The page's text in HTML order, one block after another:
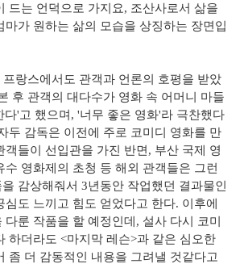
드는 언덕으로 가지요, 조산사로서 삶을
마가 원하는 삶의 모습을 상징하는 장면입
랑스에서도 관객과 언론의 호평을 받았
후 관객의 대다수가 영화 속 어머니 마들
다'고 했으며, '너무 좋은 영화'라 극찬했다
두 감독은 이전에 주로 코미디 영화를 만
객들이 선입관을 가진 반면, 부산 국제 영
수 영화제의 초청 등 해외 관객들은 그런
감상해줘서 3년동안 작업했던 결과물인
심도 느끼고 힘도 얻었다고 한다. 이후에
룬 작품을 할 예정인데, 설사 다시 코미
하더라도 <마지막 레슨>과 같은 심오한
좀 더 감동적인 내용을 그려낼 것같다고